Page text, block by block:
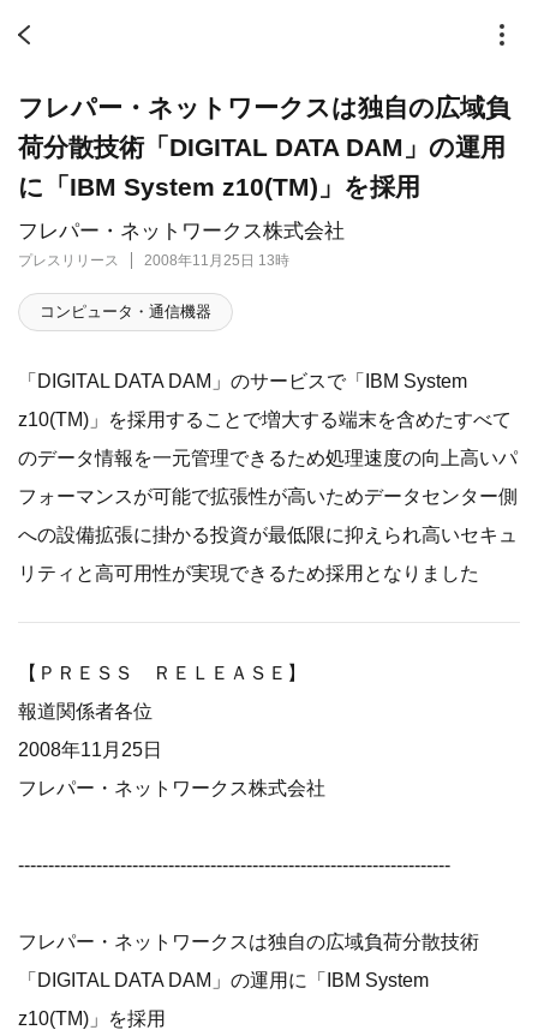
フレパー・ネットワークス株式会社
プレスリリース 2008年11月25日 13時
フレパー・ネットワークスは独自の広域負
荷分散技術「DIGITAL DATA DAM」の運用
に「IBM System z10(TM)」を採用
コンピュータ・通信機器
「DIGITAL DATA DAM」のサービスで「IBM System
z10(TM)」を採用することで増大する端末を含めたすべて
のデータ情報を一元管理できるため処理速度の向上高いパ
フォーマンスが可能で拡張性が高いためデータセンター側
への設備拡張に掛かる投資が最低限に抑えられ高いセキュ
リティと高可用性が実現できるため採用となりました
【ＰＲＥＳＳ ＲＥＬＥＡＳＥ】
報道関係者各位
2008年11月25日
フレパー・ネットワークス株式会社
------------------------------------------------------------------------
フレパー・ネットワークスは独自の広域負荷分散技術
「DIGITAL DATA DAM」の運用に「IBM System
z10(TM)」を採用